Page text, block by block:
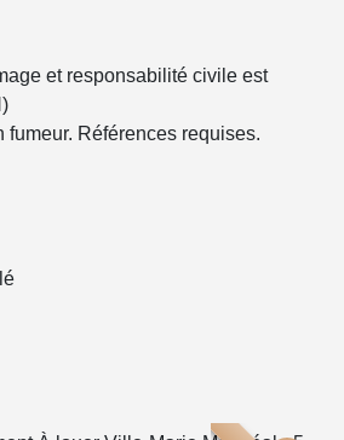
et responsabilité civile est
fumeur. Références requises.